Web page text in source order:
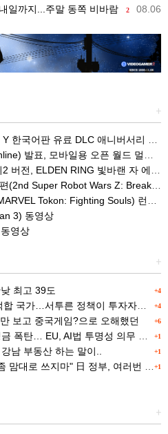
2 08.06
일까지...주말 동쪽 비바람
+
료 DLC 애니버서리 확장팩, 8월 5일 판매 시작
바일용 오픈 월드 멀티플레이 생존 크래프트
빛바랜 자 에디션 패키지 예약 판매, 8월 5일 시작
Wars Z: Break the World Chapter) Remastered 제작 결정
Tokon: Fighting Souls) 런칭 트레일러
3) 동영상
영상
+
+4
최고 39도
+4
…서투른 정책이 투자자에게 트라우마”
+6
보고 중국게임?으로 오해했던
+1
… EU, AI법 투명성 의무 본격 가동
+1
남 부동산 하는 말이..
+1
쓰지마" 日 정부, 여러번 '공식 우려' 표명
+